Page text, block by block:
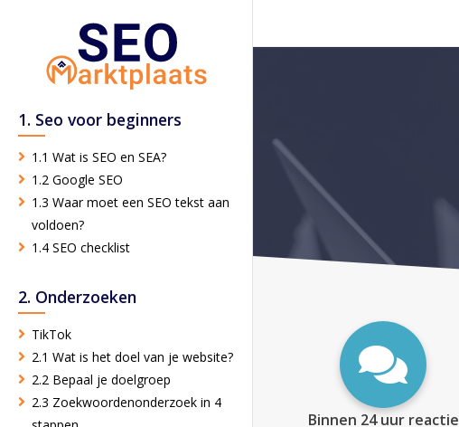
1. Seo voor beginners
1.1 Wat is SEO en SEA?
1.2 Google SEO
1.3 Waar moet een SEO tekst aan
voldoen?
1.4 SEO checklist
2. Onderzoeken
TikTok
2.1 Wat is het doel van je website?
2.2 Bepaal je doelgroep
2.3 Zoekwoordenonderzoek in 4
Binnen 24 uur reactie